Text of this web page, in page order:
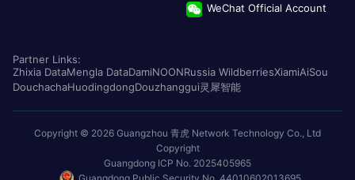
WeChat Official Account
Partner Links:
Zhixia DataMengla DataDamiNOONRussia WildberriesXiamiAiSou
DouchachaHuodingdongDouzhanggui灵犀智能
Copyright © 2026 Guangzhou 青虎 Network Technology Co., Ltd
Copyright
Guangdong ICP No. 2025405965